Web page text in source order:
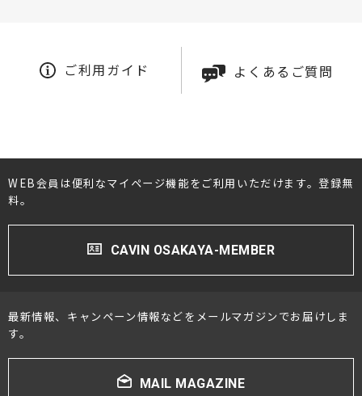
ご利用ガイド よくあるご質問
WEB会員は便利なマイページ機能をご利用いただけます。登録無
料。
CAVIN OSAKAYA-MEMBER
最新情報、キャンペーン情報などをメールマガジンでお届けしま
す。
MAIL MAGAZINE